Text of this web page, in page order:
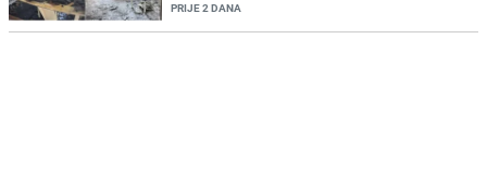
PRIJE 2 DANA